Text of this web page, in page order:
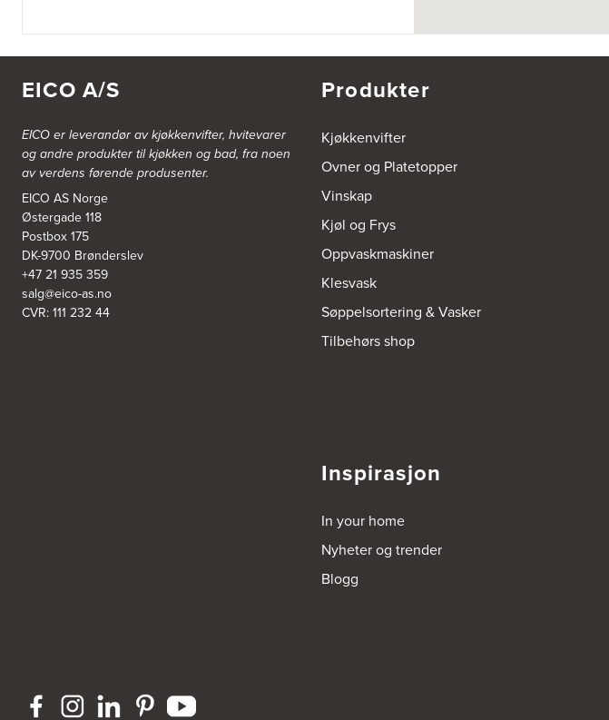
EICO A/S
EICO er leverandør av kjøkkenvifter, hvitevarer
og andre produkter til kjøkken og bad, fra noen
av verdens førende produsenter.
EICO AS Norge
Østergade 118
Postbox 175
DK-9700 Brønderslev
+47 21 935 359
salg@eico-as.no
CVR: 111 232 44
Produkter
Kjøkkenvifter
Ovner og Platetopper
Vinskap
Kjøl og Frys
Oppvaskmaskiner
Klesvask
Søppelsortering & Vasker
Tilbehørs shop
Inspirasjon
In your home
Nyheter og trender
Blogg